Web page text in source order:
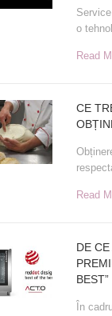
o
Read
CE
Read
DE
BEST”
În